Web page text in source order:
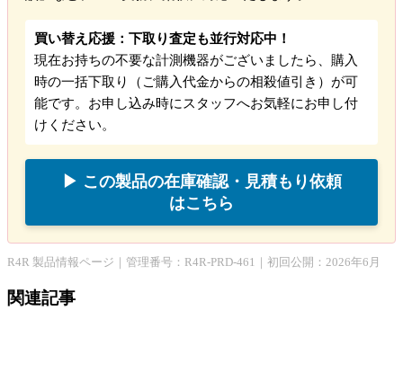
買い替え応援：下取り査定も並行対応中！
現在お持ちの不要な計測機器がございましたら、購入
時の一括下取り（ご購入代金からの相殺値引き）が可
能です。お申し込み時にスタッフへお気軽にお申し付
けください。
▶ この製品の在庫確認・見積もり依頼
はこちら
R4R 製品情報ページ｜管理番号：R4R-PRD-461｜初回公開：2026年6月
関連記事